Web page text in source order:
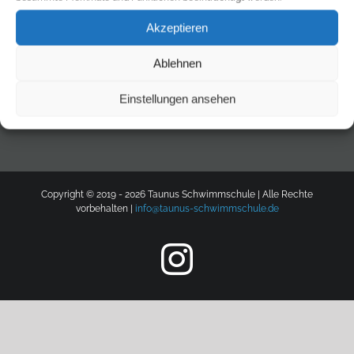
Akzeptieren
Ablehnen
Einstellungen ansehen
Datenschutzerklärung
Zahlungsmethoden
Copyright © 2019 - 2026 Taunus Schwimmschule | Alle Rechte
vorbehalten |
info@taunus-schwimmschule.de
Instagram